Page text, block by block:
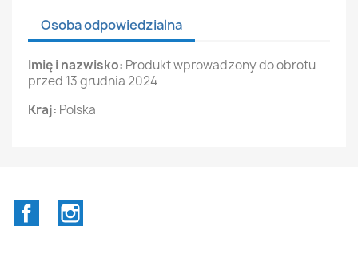
Osoba odpowiedzialna
Imię i nazwisko: Produkt wprowadzony do obrotu
przed 13 grudnia 2024
Kraj: Polska
Facebook